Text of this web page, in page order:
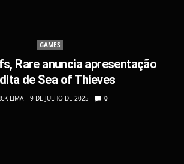
GAMES
Rare anuncia apresentação
de Sea of Thieves
LIMA 9 DE JULHO DE 2025 0